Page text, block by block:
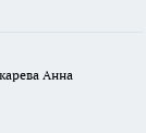
Анна